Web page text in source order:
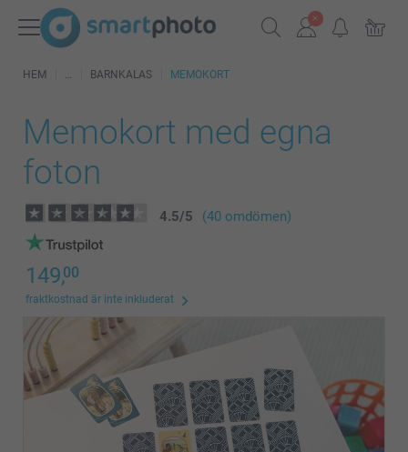
HEM BARNKALAS MEMOKORT
Memokort med egna
foton
4.5/5 (40 omdömen)
149,00
fraktkostnad är inte inkluderat